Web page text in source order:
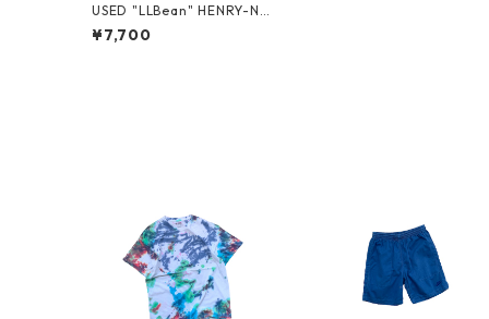
USED "LLBean" HENRY-NE
CK CUT SEW
¥7,700